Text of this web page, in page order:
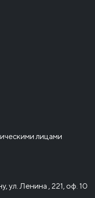
лицами
ул. Ленина , 221, оф. 10